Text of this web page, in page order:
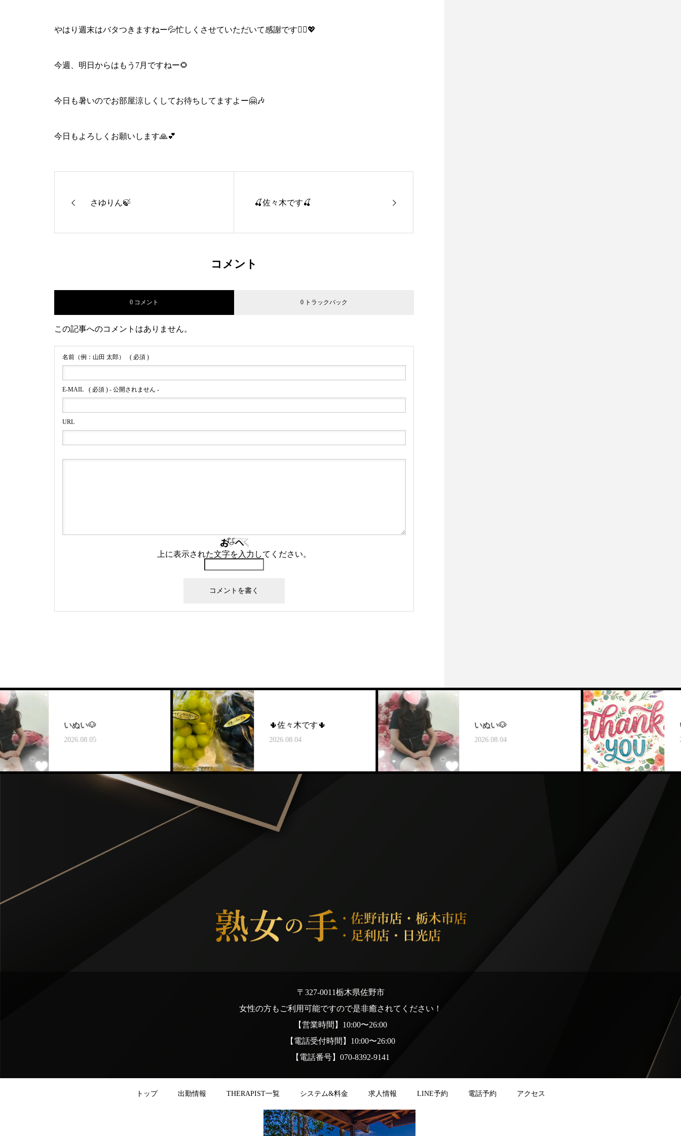
やはり週末はバタつきますねー💦忙しくさせていただいて感謝です🙇‍♀️💖
今週、明日からはもう7月ですねー🌻
今日も暑いのでお部屋涼しくしてお待ちしてますよー🤗🎶
今日もよろしくお願いします🙏💕
さゆりん🍃 🍒佐々木です🍒
コメント
0 コメント 0 トラックバック
この記事へのコメントはありません。
名前（例：山田 太郎） ( 必須 )
E-MAIL ( 必須 ) - 公開されません -
URL
上に表示された文字を入力してください。
いぬい🐶
2026.08.05
🌵佐々木です🌵
2026.08.04
いぬい🐶
2026.08.04
いぬい🐶
2026.08.03
〒327-0011栃木県佐野市
女性の方もご利用可能ですので是非癒されてください！
【営業時間】10:00〜26:00
【電話受付時間】10:00〜26:00
【電話番号】070-8392-9141
トップ 出勤情報 THERAPIST一覧 システム&料金 求人情報 LINE予約 電話予約 アクセス